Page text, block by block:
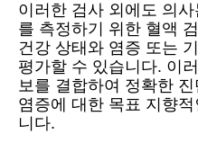
이러한 검사 외에도 의
를 측정하기 위한 혈액
건강 상태와 염증 또는
평가할 수 있습니다. 이
보를 결합하여 정확한
염증에 대한 목표 지향
니다.